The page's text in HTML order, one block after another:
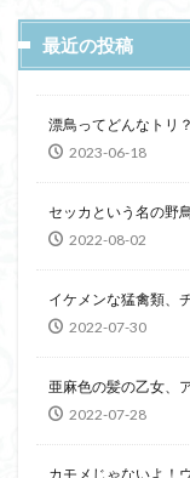
最近の投稿
漂鳥ってどんなトリ
2023-06-18
セッカという名の野
2022-08-02
イケメンな猛禽類、
2022-07-30
亜麻色の髪の乙女、
2022-07-28
カモメじゃないよ！